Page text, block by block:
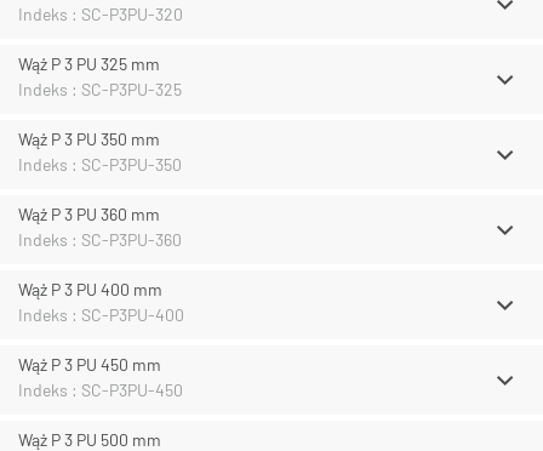
Indeks : SC-P3PU-320
Wąż P 3 PU 325 mm
Indeks : SC-P3PU-325
Wąż P 3 PU 350 mm
Indeks : SC-P3PU-350
Wąż P 3 PU 360 mm
Indeks : SC-P3PU-360
Wąż P 3 PU 400 mm
Indeks : SC-P3PU-400
Wąż P 3 PU 450 mm
Indeks : SC-P3PU-450
Wąż P 3 PU 500 mm